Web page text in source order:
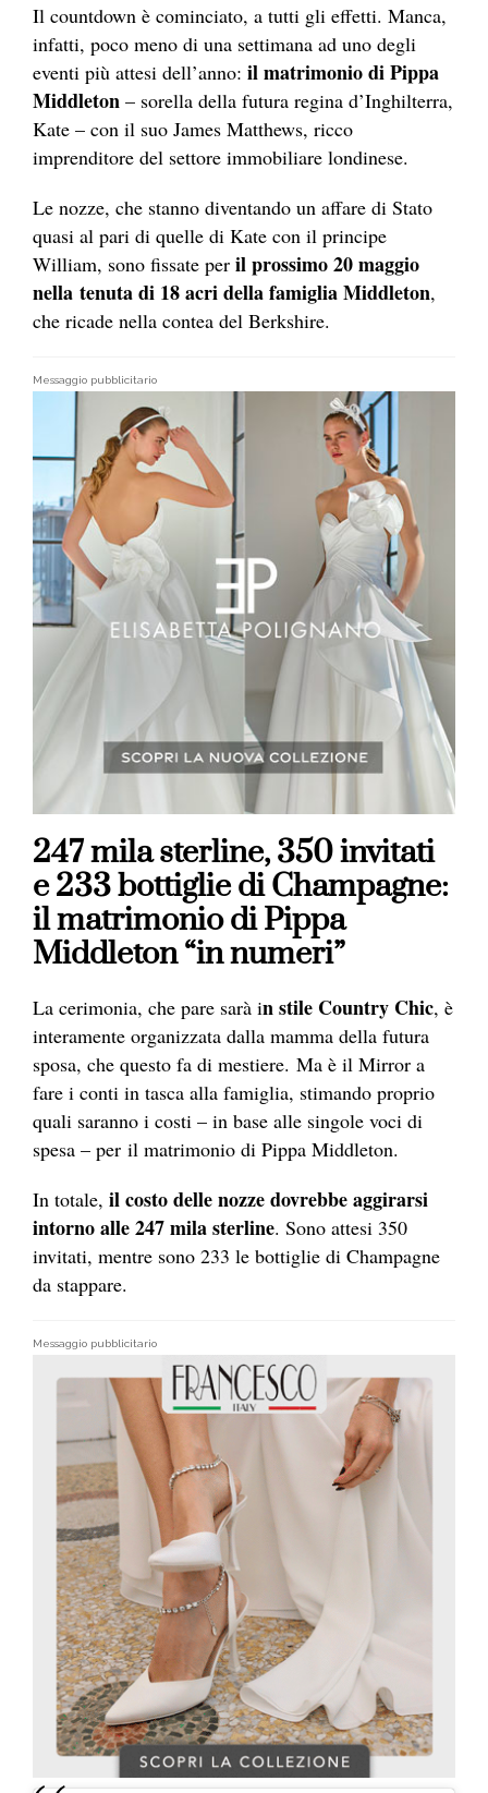
Il countdown è cominciato, a tutti gli effetti. Manca,
infatti, poco meno di una settimana ad uno degli
eventi più attesi dell’anno: il matrimonio di Pippa
Middleton – sorella della futura regina d’Inghilterra,
Kate – con il suo James Matthews, ricco
imprenditore del settore immobiliare londinese.
Le nozze, che stanno diventando un affare di Stato
quasi al pari di quelle di Kate con il principe
William, sono fissate per il prossimo 20 maggio
nella tenuta di 18 acri della famiglia Middleton,
che ricade nella contea del Berkshire.
Messaggio pubblicitario
247 mila sterline, 350 invitati
e 233 bottiglie di Champagne:
il matrimonio di Pippa
Middleton “in numeri”
La cerimonia, che pare sarà in stile Country Chic, è
interamente organizzata dalla mamma della futura
sposa, che questo fa di mestiere. Ma è il Mirror a
fare i conti in tasca alla famiglia, stimando proprio
quali saranno i costi – in base alle singole voci di
spesa – per il matrimonio di Pippa Middleton.
In totale, il costo delle nozze dovrebbe aggirarsi
intorno alle 247 mila sterline. Sono attesi 350
invitati, mentre sono 233 le bottiglie di Champagne
da stappare.
Messaggio pubblicitario